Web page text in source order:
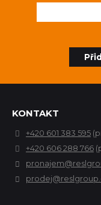
KONTAKT
+420 601 383 595
+420 606 288 766